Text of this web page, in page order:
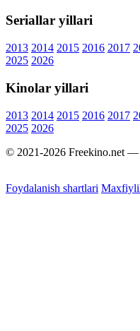
Seriallar yillari
2013 2014 2015 2016 2017
2025 2026
Kinolar yillari
2013 2014 2015 2016 2017
2025 2026
© 2021-2026 Freekino.net —
Foydalanish shartlari